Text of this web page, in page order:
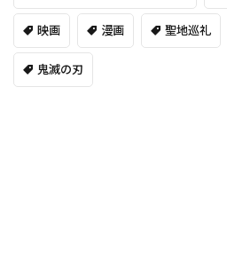
映画 漫画 聖地巡礼
鬼滅の刃